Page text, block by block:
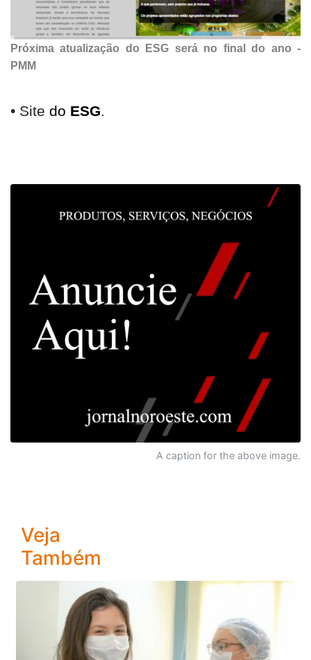
Próxima atualização do ESG será no final do ano -
PMM
• Site do ESG.
A caption for the above image.
Veja
Também